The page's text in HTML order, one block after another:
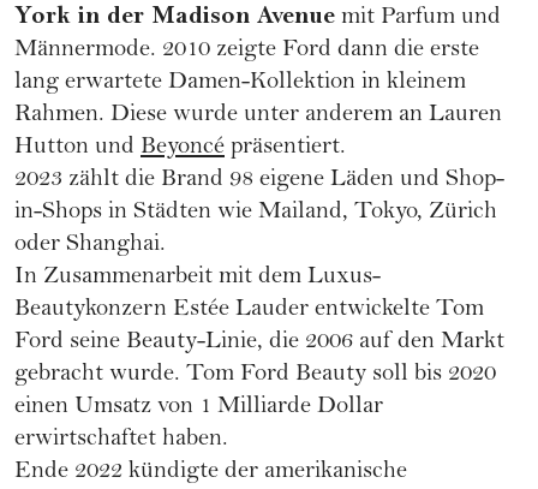
York in der Madison Avenue mit Parfum und
Männermode. 2010 zeigte Ford dann die erste
lang erwartete Damen-Kollektion in kleinem
Rahmen. Diese wurde unter anderem an Lauren
Hutton und Beyoncé präsentiert.
2023 zählt die Brand 98 eigene Läden und Shop-
in-Shops in Städten wie Mailand, Tokyo, Zürich
oder Shanghai.
In Zusammenarbeit mit dem Luxus-
Beautykonzern Estée Lauder entwickelte Tom
Ford seine Beauty-Linie, die 2006 auf den Markt
gebracht wurde. Tom Ford Beauty soll bis 2020
einen Umsatz von 1 Milliarde Dollar
erwirtschaftet haben.
Ende 2022 kündigte der amerikanische